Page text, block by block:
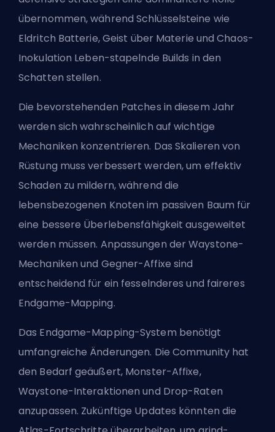
übernommen, während Schlüsselsteine wie
Eldritch Batterie, Geist über Materie und Chaos-
Inokulation Leben-stapelnde Builds in den
Schatten stellen.
Die bevorstehenden Patches in diesem Jahr
werden sich wahrscheinlich auf wichtige
Mechaniken konzentrieren. Das Skalieren von
Rüstung muss verbessert werden, um effektiv
Schaden zu mildern, während die
lebensbezogenen Knoten im passiven Baum für
eine bessere Überlebensfähigkeit ausgeweitet
werden müssen. Anpassungen der Waystone-
Mechaniken und Gegner-Affixe sind
entscheidend für ein fesselnderes und faireres
Endgame-Mapping.
Das Endgame-Mapping-System benötigt
umfangreiche Änderungen. Die Community hat
den Bedarf geäußert, Monster-Affixe,
Waystone-Interaktionen und Drop-Raten
anzupassen. Zukünftige Updates könnten die